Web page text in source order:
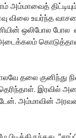
அம்மாவைத்
விலை உயர்ந்த
ஒலிபோல
அடைக்கலம்
தலை குனிந்து
இரவில்
அம்மாவின்